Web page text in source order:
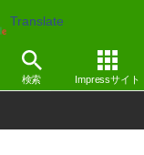
Translate
検索 Impressサイト
ート